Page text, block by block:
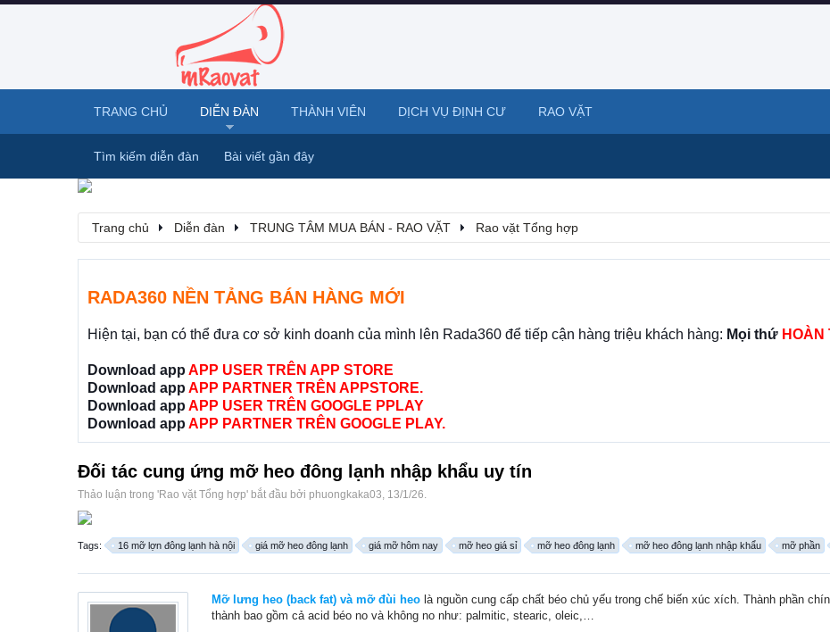
Trang chủ Diễn đàn TRUNG TÂM MUA BÁN - RAO VẶT Rao vặt Tổng hợp
RADA360 NỀN TẢNG BÁN HÀNG MỚI
Hiện tại, bạn có thể đưa cơ sở kinh doanh của mình lên Rada360 để tiếp cận hàng triệu khách hàng: Mọi thứ HOÀN
Download app APP USER TRÊN APP STORE
Download app APP PARTNER TRÊN APPSTORE.
Download app APP USER TRÊN GOOGLE PPLAY
Download app APP PARTNER TRÊN GOOGLE PLAY.
Đối tác cung ứng mỡ heo đông lạnh nhập khẩu uy tín
Thảo luận trong 'Rao vặt Tổng hợp' bắt đầu bởi phuongkaka03, 13/1/26.
Tags: 16 mỡ lợn đông lạnh hà nội giá mỡ heo đông lạnh giá mỡ hôm nay mỡ heo giá sỉ mỡ heo đông lạnh mỡ heo đông lạnh nhập khẩu mỡ phần
Mỡ lưng heo (back fat) và mỡ đùi heo là nguồn cung cấp chất béo chủ yếu trong chế biến xúc xích. Thành phần
thành bao gồm cả acid béo no và không no như: palmitic, stearic, oleic,…
TRANG CHỦ DIỄN ĐÀN
Tìm kiếm diễn đàn Bài viết gần đây
THÀNH VIÊN DỊCH VỤ ĐỊNH CƯ RAO VẶT